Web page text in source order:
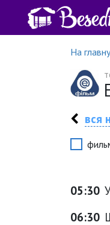
На
вся
05:30
06:30